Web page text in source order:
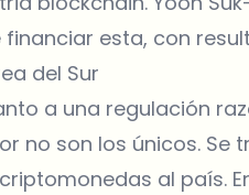
esta, con
del Sur
a una regulación
no son los únicos. Se
al país.